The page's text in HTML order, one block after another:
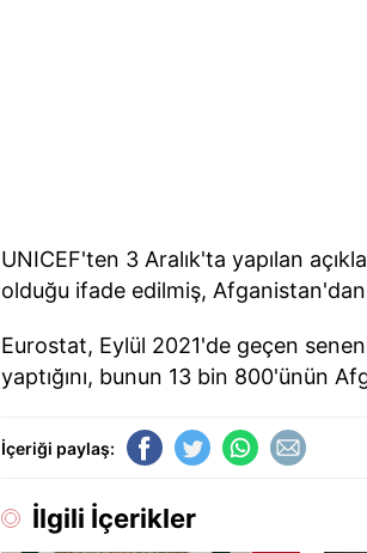
UNICEF'ten 3 Aralık'ta yapılan
olduğu ifade edilmiş, Afganistan'dan
Eurostat, Eylül 2021'de geçen
yaptığını, bunun 13 bin 800'ünün
İçeriği paylaş:
İlgili İçerikler